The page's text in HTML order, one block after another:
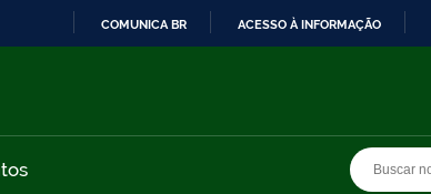
COMUNICA BR ACESSO À INFORMAÇÃO